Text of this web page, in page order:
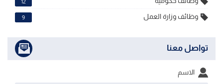
12
وظائف وزارة العمل 9
تواصل معنا
الاسم